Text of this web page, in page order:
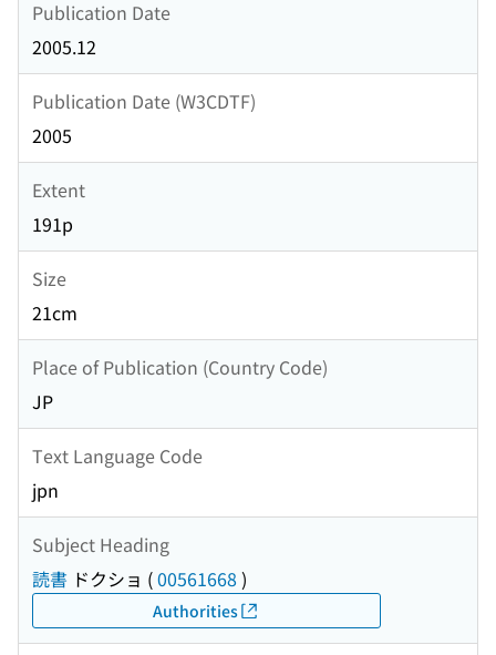
Publication Date
2005.12
Publication Date (W3CDTF)
2005
Extent
191p
Size
21cm
Place of Publication (Country Code)
JP
Text Language Code
jpn
Subject Heading
読書 ドクショ (00561668 )
Authorities